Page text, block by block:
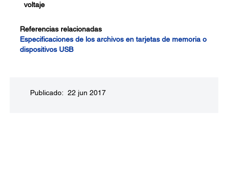
voltaje
Referencias relacionadas
Especificaciones de los archivos en tarjetas de memoria o
dispositivos USB
Publicado: 22 jun 2017